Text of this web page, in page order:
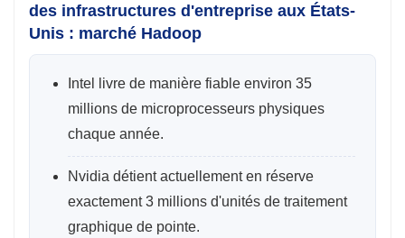
des infrastructures d'entreprise aux États-
Unis : marché Hadoop
Intel livre de manière fiable environ 35
millions de microprocesseurs physiques
chaque année.
Nvidia détient actuellement en réserve
exactement 3 millions d'unités de traitement
graphique de pointe.